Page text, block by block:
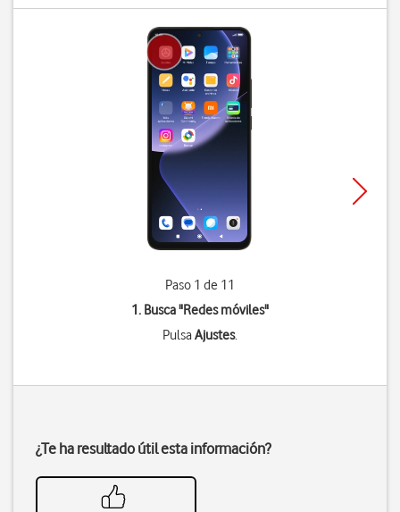
Paso 1 de 11
1. Busca "Redes móviles"
PulsaAjustes.
¿Te ha resultado útil esta información?